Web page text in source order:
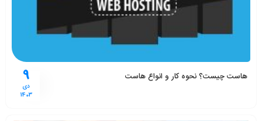
9
دی
1403
هاست چیست؟ نحوه کار و انواع هاست